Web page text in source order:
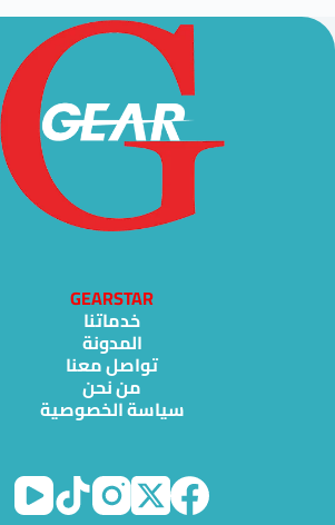
GEARSTAR
خدماتنا
المدونة
تواصل معنا
من نحن
سياسة الخصوصية